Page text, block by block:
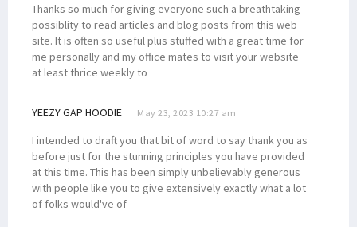
Thanks so much for giving everyone such a breathtaking
possiblity to read articles and blog posts from this web
site. It is often so useful plus stuffed with a great time for
me personally and my office mates to visit your website
at least thrice weekly to
YEEZY GAP HOODIE May 23, 2023 10:27 am
I intended to draft you that bit of word to say thank you as
before just for the stunning principles you have provided
at this time. This has been simply unbelievably generous
with people like you to give extensively exactly what a lot
of folks would've of